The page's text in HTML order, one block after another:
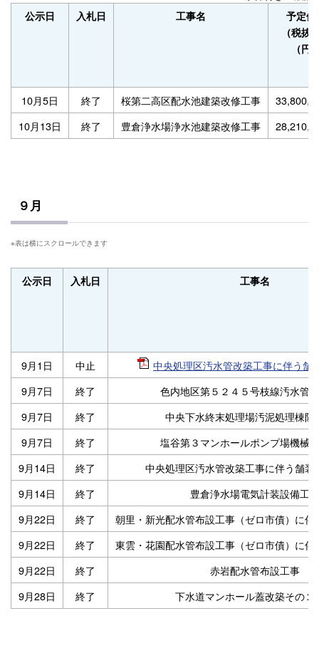
公示日 入札日 工事名
予定価
（税抜
（円
10月5日 終了 桜第二高区配水池建築改修工事
10月13日
終了 豊倉浄水場浄水池建築改修工事
９月
公示日 入札日 工事名
9月1日 中止
中央処理区汚水管改築工事に伴う舗
9月7日
終了
色内地区第５２４５号枝線汚水管
9月7日
終了
中央下水終末処理場汚泥処理棟防
9月7日
終了
塩谷第３マンホールポンプ場機械
9月14日
終了
中央処理区汚水管改築工事に伴う舗装
9月14日
終了
豊倉浄水場電気計装設備工事
9月22日
終了
朝里・新光配水管布設工事（ゼロ市債）に伴
9月22日
終了
東雲・花園配水管布設工事（ゼロ市債）に伴
9月22日
終了
赤岩配水管布設工事
9月28日
終了 下水道マンホール蓋改築その２